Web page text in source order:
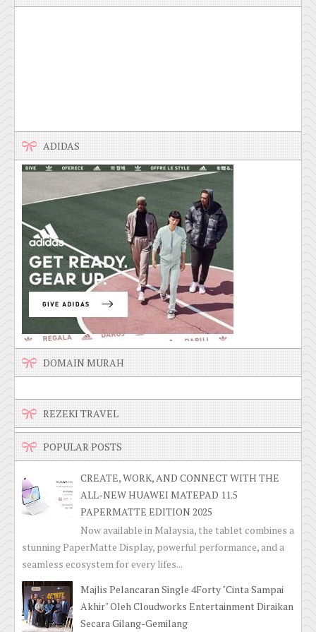
ADIDAS
DOMAIN MURAH
REZEKI TRAVEL
POPULAR POSTS
CREATE, WORK, AND CONNECT WITH THE
ALL-NEW HUAWEI MATEPAD 11.5
PAPERMATTE EDITION 2025
Now available in Malaysia, the tablet combines a
stunning PaperMatte Display, powerful performance, and a
seamless ecosystem for every lifes...
Majlis Pelancaran Single 4Forty "Cinta Sampai
Akhir" Oleh Cloudworks Entertainment Diraikan
Secara Gilang-Gemilang